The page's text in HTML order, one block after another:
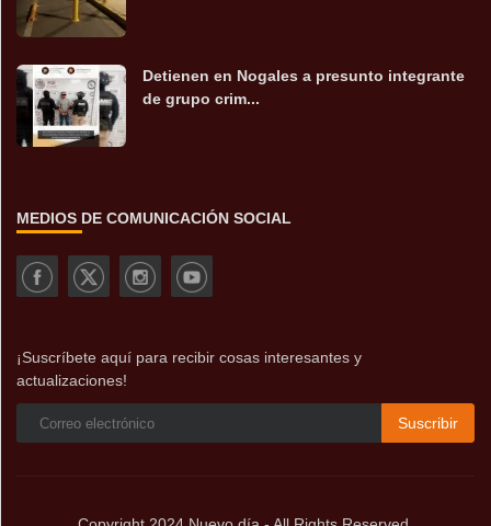
Detienen en Nogales a presunto integrante
de grupo crim...
MEDIOS DE COMUNICACIÓN SOCIAL
¡Suscríbete aquí para recibir cosas interesantes y
actualizaciones!
Suscribir